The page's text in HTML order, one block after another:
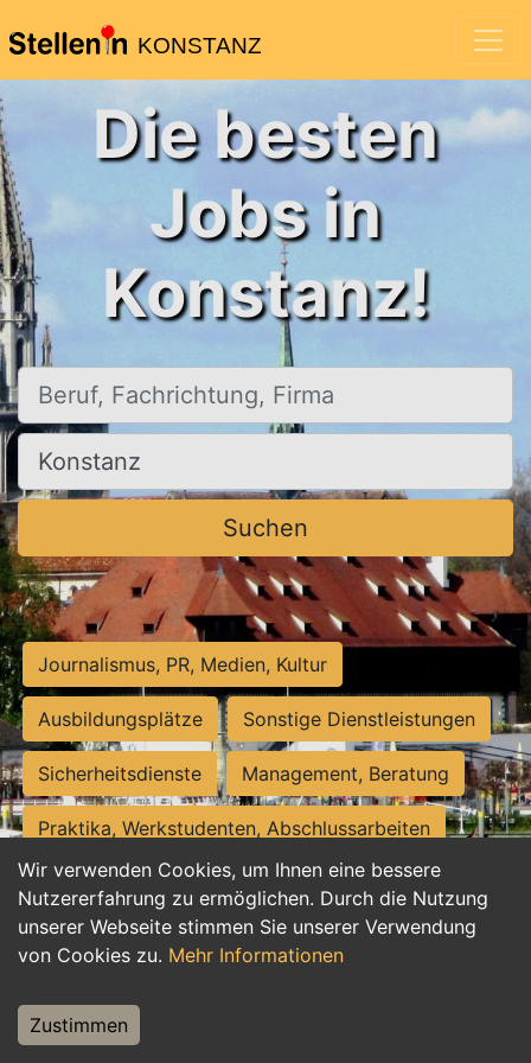
KONSTANZ
Wir verwenden Cookies, um Ihnen eine bessere
Nutzererfahrung zu ermöglichen. Durch die Nutzung
unserer Webseite stimmen Sie unserer Verwendung
von Cookies zu. Mehr Informationen
Zustimmen
Die besten
Jobs in
Konstanz!
Beruf, Fachrichtung, Firma
Ort, Stadt
Suchen
Journalismus, PR, Medien, Kultur
Ausbildungsplätze Sonstige Dienstleistungen
Sicherheitsdienste Management, Beratung
Praktika, Werkstudenten, Abschlussarbeiten
Personalwesen Assistenz, Sekretariat
Hilfskräfte, Aushilfs- und Nebenjobs
Weiterbildung, Studium, duale Ausbildung